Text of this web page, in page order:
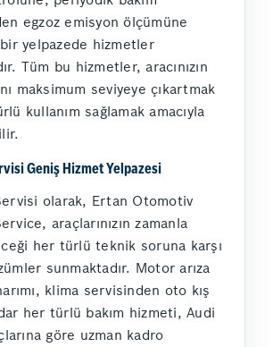
egzoz emisyon ölçümüne
yelpazede hizmetler
Tüm bu hizmetler, aracınızın
maksimum seviyeye çıkartmak
kullanım sağlamak amacıyla
Geniş Hizmet Yelpazesi
olarak, Ertan Otomotiv
araçlarınızın zamanla
her türlü teknik soruna karşı
sunmaktadır. Motor arıza
klima servisinden oto kış
her türlü bakım hizmeti, Audi
göre uzman kadro